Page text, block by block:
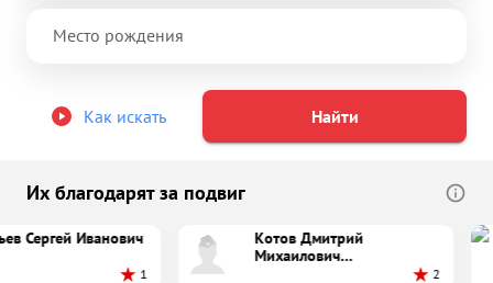
Место рождения
Как искать Найти
Их благодарят за подвиг
Сергей Иванович
1
Котов Дмитрий
Михаилович
2